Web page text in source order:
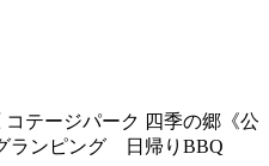
コテージパーク 四季の郷《公
ランピング 日帰りBBQ